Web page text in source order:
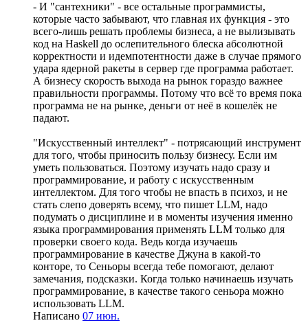
- И "сантехники" - все остальные программисты,
которые часто забывают, что главная их функция - это
всего-лишь решать проблемы бизнеса, а не вылизывать
код на Haskell до ослепительного блеска абсолютной
корректности и идемпотентности даже в случае прямого
удара ядерной ракеты в сервер где программа работает.
А бизнесу скорость выхода на рынок гораздо важнее
правильности программы. Потому что всё то время пока
программа не на рынке, деньги от неё в кошелёк не
падают.
"Искусственный интеллект" - потрясающий инструмент
для того, чтобы приносить пользу бизнесу. Если им
уметь пользоваться. Поэтому изучать надо сразу и
программирование, и работу с искусственным
интеллектом. Для того чтобы не впасть в психоз, и не
стать слепо доверять всему, что пишет LLM, надо
подумать о дисциплине и в моменты изучения именно
языка программирования применять LLM только для
проверки своего кода. Ведь когда изучаешь
программирование в качестве Джуна в какой-то
конторе, то Сеньоры всегда тебе помогают, делают
замечания, подсказки. Когда только начинаешь изучать
программирование, в качестве такого сеньора можно
использовать LLM.
Написано 07 июн.